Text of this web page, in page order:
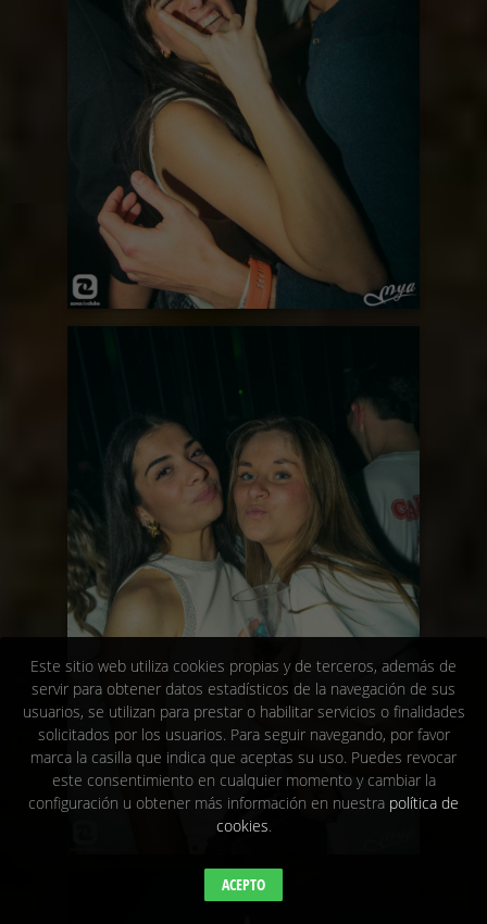
Este sitio web utiliza cookies propias y de terceros, además de
servir para obtener datos estadísticos de la navegación de sus
usuarios, se utilizan para prestar o habilitar servicios o finalidades
solicitados por los usuarios. Para seguir navegando, por favor
marca la casilla que indica que aceptas su uso. Puedes revocar
este consentimiento en cualquier momento y cambiar la
configuración u obtener más información en nuestra política de
cookies.
ACEPTO